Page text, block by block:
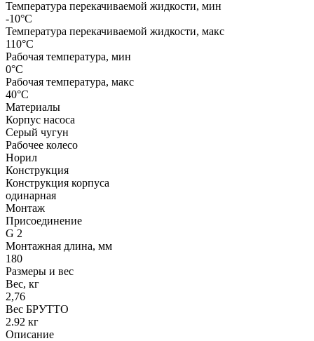
Температура перекачиваемой жидкости, мин
-10°C
Температура перекачиваемой жидкости, макс
110°C
Рабочая температура, мин
0°C
Рабочая температура, макс
40°C
Материалы
Корпус насоса
Серый чугун
Рабочее колесо
Норил
Конструкция
Конструкция корпуса
одинарная
Монтаж
Присоединение
G 2
Монтажная длина, мм
180
Размеры и вес
Вес, кг
2,76
Вес БРУТТО
2.92 кг
Описание